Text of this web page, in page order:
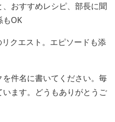
すすめレシピ、部長に聞
もOK
クエスト。エピソードも添
件名に書いてください。毎
ます。どうもありがとうご